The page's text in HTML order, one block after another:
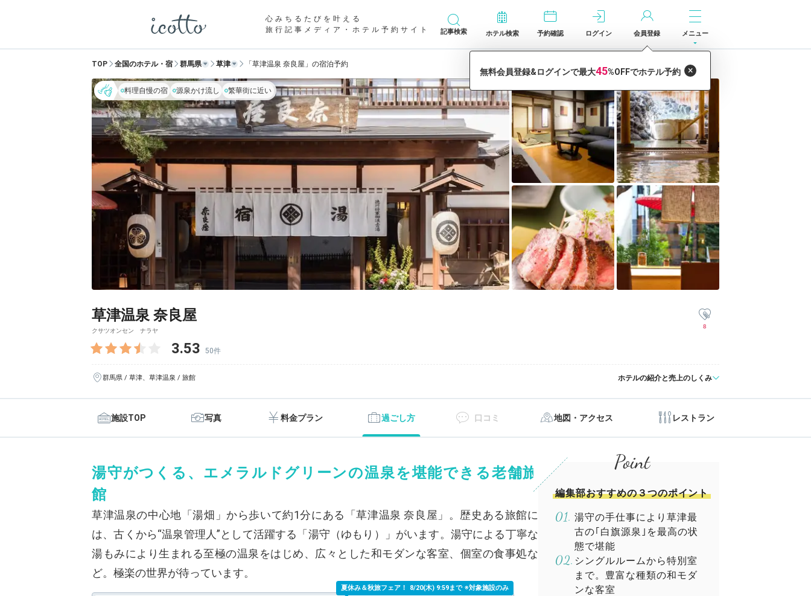
心みちるたびを叶える
旅行記事メディア・ホテル予約サイト
記事検索 ホテル検索 予約確認 ログイン 会員登録 メニュー
TOP 全国のホテル・宿 群馬県 草津 「草津温泉 奈良屋」の宿泊予約
料理自慢の宿 源泉かけ流し 繁華街に近い
草津温泉 奈良屋
クサツオンセン ナラヤ
3.53 50件
8
群馬県 / 草津、草津温泉 / 旅館 ホテルの紹介と売上のしくみ
施設TOP 写真 料金プラン 過ごし方 口コミ 地図・アクセス レストラン
湯守がつくる、エメラルドグリーンの温泉を堪能できる老舗旅
館
草津温泉の中心地「湯畑」から歩いて約1分にある「草津温泉 奈良屋」。歴史ある旅館に
は、古くから“温泉管理人”として活躍する「湯守（ゆもり）」がいます。湯守による丁寧な
湯もみにより生まれる至極の温泉をはじめ、広々とした和モダンな客室、個室の食事処な
ど。極楽の世界が待っています。
夏休み＆秋旅フェア！ 8/20(木) 9:59まで ※対象施設のみ
編集部おすすめの３つのポイント
湯守の手仕事により草津最
古の｢白旗源泉｣を最高の状
態で堪能
シングルルームから特別室
まで。豊富な種類の和モダ
ンな客室